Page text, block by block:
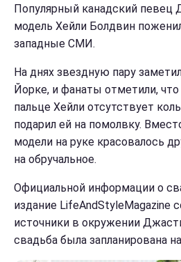
Популярный канадский певец
модель Хейли Болдвин
западные СМИ.
На днях звездную пару
Йорке, и фанаты отметили,
пальце Хейли отсутствует
подарил ей на помолвку.
модели на руке красовалось
на обручальное.
Официальной информации о
издание LifeAndStyleMagazine
источники в окружении
свадьба была запланирована